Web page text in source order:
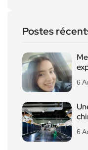
Postes
6
6